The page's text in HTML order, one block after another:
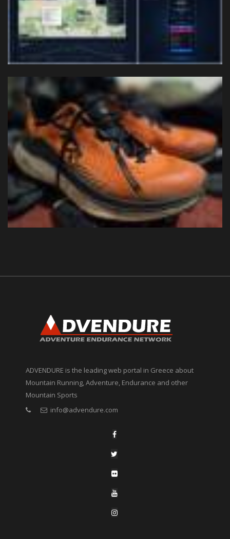
ADVENDURE is the leading web portal in Greece about
Mountain Running, Adventure, Endurance and other
Mountain Sports
info@advendure.com